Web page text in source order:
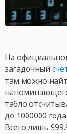
На
загадочный
там можно
табло
до 1000000
Всего лишь